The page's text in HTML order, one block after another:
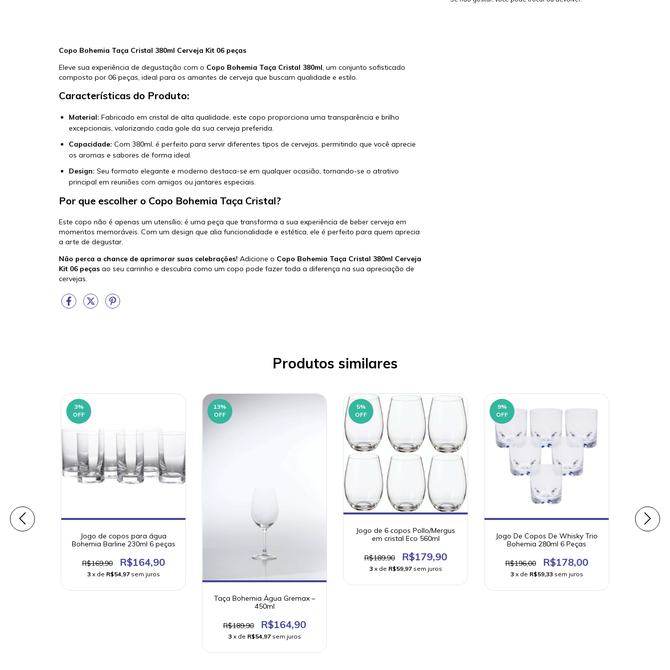
Copo Bohemia Taça Cristal 380ml Cerveja Kit 06 peças
Eleve sua experiência de degustação com o Copo Bohemia Taça Cristal 380ml, um conjunto sofisticado
composto por 06 peças, ideal para os amantes de cerveja que buscam qualidade e estilo.
Características do Produto:
Material: Fabricado em cristal de alta qualidade, este copo proporciona uma transparência e brilho
excepcionais, valorizando cada gole da sua cerveja preferida.
Capacidade: Com 380ml, é perfeito para servir diferentes tipos de cervejas, permitindo que você aprecie
os aromas e sabores de forma ideal.
Design: Seu formato elegante e moderno destaca-se em qualquer ocasião, tornando-se o atrativo
principal em reuniões com amigos ou jantares especiais.
Por que escolher o Copo Bohemia Taça Cristal?
Este copo não é apenas um utensílio; é uma peça que transforma a sua experiência de beber cerveja em
momentos memoráveis. Com um design que alia funcionalidade e estética, ele é perfeito para quem aprecia
a arte de degustar.
Não perca a chance de aprimorar suas celebrações! Adicione o Copo Bohemia Taça Cristal 380ml Cerveja
Kit 06 peças ao seu carrinho e descubra como um copo pode fazer toda a diferença na sua apreciação de
cervejas.
Produtos similares
3%
OFF
Jogo de copos para água
Bohemia Barline 230ml 6 peças
R$169,90 R$164,90
3 x de R$54,97 sem juros
13%
OFF
Taça Bohemia Água Gremax –
450ml
R$189,90 R$164,90
3 x de R$54,97 sem juros
5%
OFF
Jogo de 6 copos Pollo/Mergus
em cristal Eco 560ml
R$189,90 R$179,90
3 x de R$59,97 sem juros
9%
OFF
Jogo De Copos De Whisky Trio
Bohemia 280ml 6 Peças
R$196,00 R$178,00
3 x de R$59,33 sem juros